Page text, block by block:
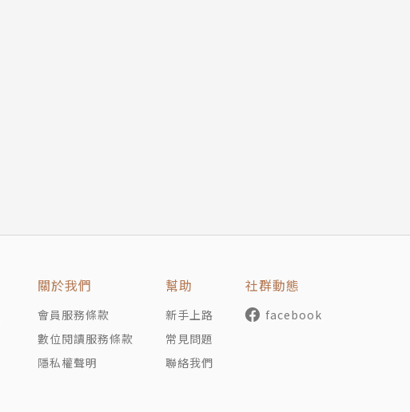
關於我們
會員服務條款
數位閱讀服務條款
隱私權聲明
幫助
新手上路
常見問題
聯絡我們
社群動態
facebook